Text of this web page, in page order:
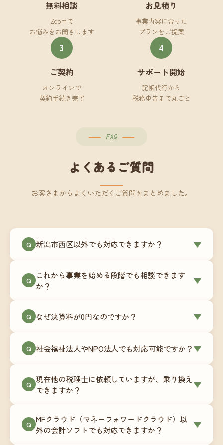
無料相談
Zoomで
お悩みをお聞きします
お見積り
事業内容に合った
プランをご提案
3
ご契約
オンラインで
契約手続き完了
4
サポート開始
記帳代行から
税務申告まで丸ごと
FAQ
よくあるご質問
お客さまからよくいただくご質問をまとめました。
Q 新潟市西区以外でも対応できますか？ ▼
Zoomやチャットツールを使ったオンラインでのや
り取りが中心ですので、地域を問わずサポート可
の事業者さまにご利用いただいています。
Q
これから事業を始める段階でも相談できます
か？
▼
180,000円〜）をご用意しています。事業計画の段
談にも対応しています。
Q なぜ決算料が0円なのですか？ ▼
次で進めています。そのため、決算時に追加の作
リプション型の料金体系を実現しています。年間
コストが事前にわかるので、資金繰りの見通しも
Q 社会福祉法人やNPO法人でも対応可能ですか？▼
は営利法人とは会計基準や監査要件が異なるた
め、別途お見積りとなります。まずはお気軽にご
Q 現在他の税理士に依頼していますが、乗り換え
できますか？
▼
ます。前任の税理士事務所との連携や、過去の帳
簿データの移行もお手伝いします。決算期のタイ
Q MFクラウド（マネーフォワードクラウド）以
外の会計ソフトでも対応できますか？
▼